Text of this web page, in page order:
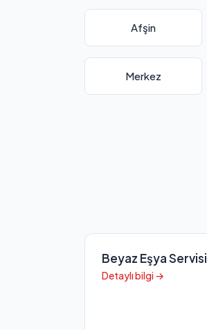
Afşin
Merkez
Beyaz Eşya Servisi
Detaylı bilgi →